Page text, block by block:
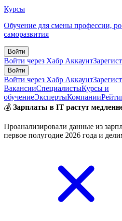
Курсы
Обучение для смены профессии,
саморазвития
Войти
Войти через Хабр Аккаунт
Войти
Войти через Хабр Аккаунт
ВакансииСпециалистыКурсы и
обучениеЭкспертыКомпании
💰 Зарплаты в IT растут
Проанализировали данные из
первое полугодие 2026 года и